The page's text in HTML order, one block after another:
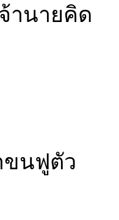
านายคิด
ขนฟูตัว